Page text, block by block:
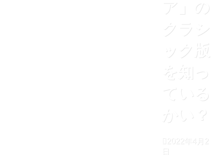
ア」の
クラシ
ック版
を知っ
ている
かい？
2022年4月2